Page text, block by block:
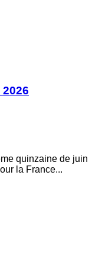
quinzaine de juin
la France...